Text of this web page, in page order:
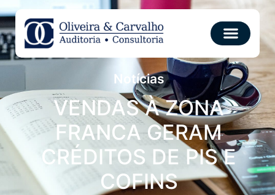
Notícias
VENDAS À ZONA
FRANCA GERAM
CRÉDITOS DE PIS E
COFINS